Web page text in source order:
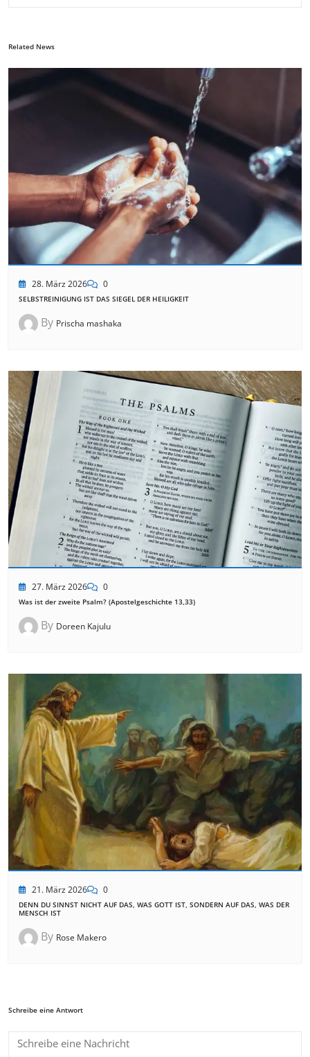
Related News
28. März 2026 0
SELBSTREINIGUNG IST DAS SIEGEL DER HEILIGKEIT
By Prischa mashaka
27. März 2026 0
Was ist der zweite Psalm? (Apostelgeschichte 13,33)
By Doreen Kajulu
21. März 2026 0
DENN DU SINNST NICHT AUF DAS, WAS GOTT IST, SONDERN AUF DAS, WAS DER
MENSCH IST
By Rose Makero
Schreibe eine Antwort